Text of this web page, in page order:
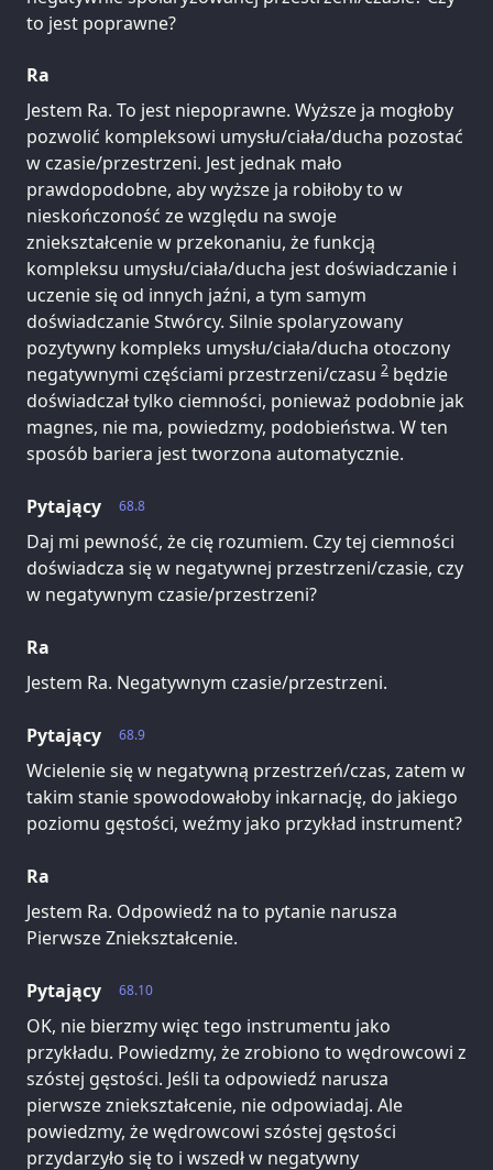
to jest poprawne?
Ra
Jestem Ra. To jest niepoprawne. Wyższe ja mogłoby
pozwolić kompleksowi umysłu/ciała/ducha pozostać
w czasie/przestrzeni. Jest jednak mało
prawdopodobne, aby wyższe ja robiłoby to w
nieskończoność ze względu na swoje
zniekształcenie w przekonaniu, że funkcją
kompleksu umysłu/ciała/ducha jest doświadczanie i
uczenie się od innych jaźni, a tym samym
doświadczanie Stwórcy. Silnie spolaryzowany
pozytywny kompleks umysłu/ciała/ducha otoczony
negatywnymi częściami przestrzeni/czasu 2 będzie
doświadczał tylko ciemności, ponieważ podobnie jak
magnes, nie ma, powiedzmy, podobieństwa. W ten
sposób bariera jest tworzona automatycznie.
68.8
Pytający
Daj mi pewność, że cię rozumiem. Czy tej ciemności
doświadcza się w negatywnej przestrzeni/czasie, czy
w negatywnym czasie/przestrzeni?
Ra
Jestem Ra. Negatywnym czasie/przestrzeni.
68.9
Pytający
Wcielenie się w negatywną przestrzeń/czas, zatem w
takim stanie spowodowałoby inkarnację, do jakiego
poziomu gęstości, weźmy jako przykład instrument?
Ra
Jestem Ra. Odpowiedź na to pytanie narusza
Pierwsze Zniekształcenie.
68.10
Pytający
OK, nie bierzmy więc tego instrumentu jako
przykładu. Powiedzmy, że zrobiono to wędrowcowi z
szóstej gęstości. Jeśli ta odpowiedź narusza
pierwsze zniekształcenie, nie odpowiadaj. Ale
powiedzmy, że wędrowcowi szóstej gęstości
przydarzyło się to i wszedł w negatywny